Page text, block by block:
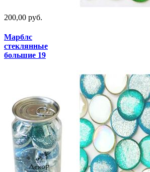
200,00 руб.
Марблс
стеклянные
большие 19